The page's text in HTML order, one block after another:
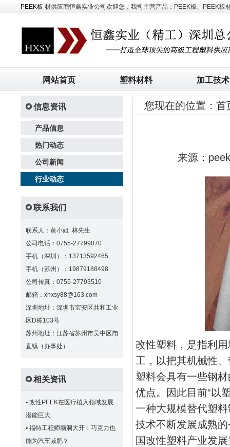
PEEK板 材供应商恒鑫实业公司欢迎您，我司主营产品：PEEK板、PEEK板
网站首页 塑料材料 加工技术
信息资讯
产品信息
热门动态
公司新闻
行业动态
联系我们
联系人：黄小姐 林先生
公司电话：0755-27799070
手机（深圳）：13713592465
手机（苏州）：19879188498
公司传真：0755-27793510
邮箱：xhxsy88@163.com
深圳地址：深圳市宝安区共和工业
区D栋103号
苏州地址：江苏省苏州市吴中区甪
直镇（办事处）
相关资讯
▪ 改性PEEK在医疗植入领域发展
潜能巨大
▪ 福特工程师脑洞大开：巧克力也
能为汽车减肥？
您现在的位置： 首
来源：
改性塑料，是指利
工，以把其机械性
塑料会具有一些钢
优点。因此目前“以
一种大规模替代塑
技术不断发展成熟
国改性塑料产业发